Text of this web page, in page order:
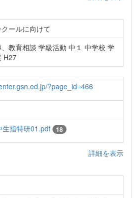
ールに向けて
教育相談 学級活動 中１ 中学校 学
H27
?page_id=466
生指特研01.pdf 18
詳細を表示